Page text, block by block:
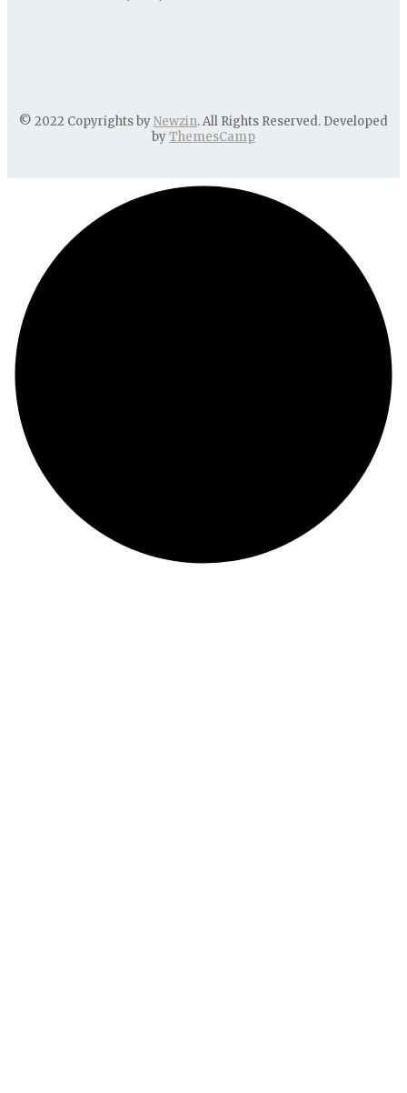
© 2022 Copyrights byNewzin. All Rights Reserved. Developed
byThemesCamp